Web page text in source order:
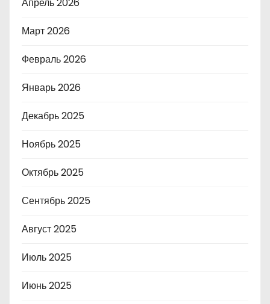
Апрель 2026
Март 2026
Февраль 2026
Январь 2026
Декабрь 2025
Ноябрь 2025
Октябрь 2025
Сентябрь 2025
Август 2025
Июль 2025
Июнь 2025